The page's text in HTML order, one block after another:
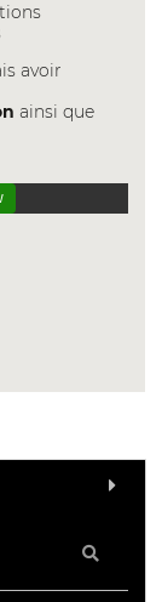
avoir
ainsi que